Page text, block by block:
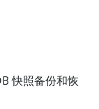
快照备份和恢